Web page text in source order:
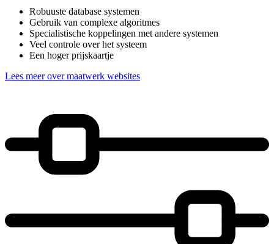
Robuuste database systemen
Gebruik van complexe algoritmes
Specialistische koppelingen met andere systemen
Veel controle over het systeem
Een hoger prijskaartje
Lees meer over maatwerk websites